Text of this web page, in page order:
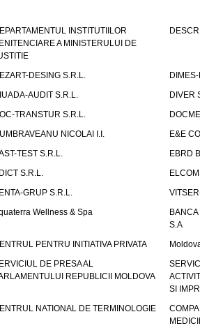
INSTITUTIILOR
A MINISTERULUI DE
DESING S.R.L.
AUDIT S.R.L.
DIVER
TRANSTUR S.R.L.
NICOLAI I.I.
E&E
TEST S.R.L.
EBRD
S.R.L.
GRUP S.R.L.
Wellness & Spa
S.A
PENTRU INITIATIVA PRIVATA
DE PRESA AL
REPUBLICII MOLDOVA
SI
NATIONAL DE TERMINOLOGIE